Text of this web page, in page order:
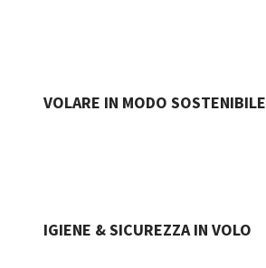
VOLARE IN MODO SOSTENIBILE
IGIENE & SICUREZZA IN VOLO